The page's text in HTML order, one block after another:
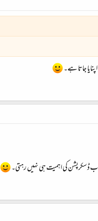
جاتا ہے۔
ڈسکرپشن کی اہمیت ہی نہیں رہتی۔